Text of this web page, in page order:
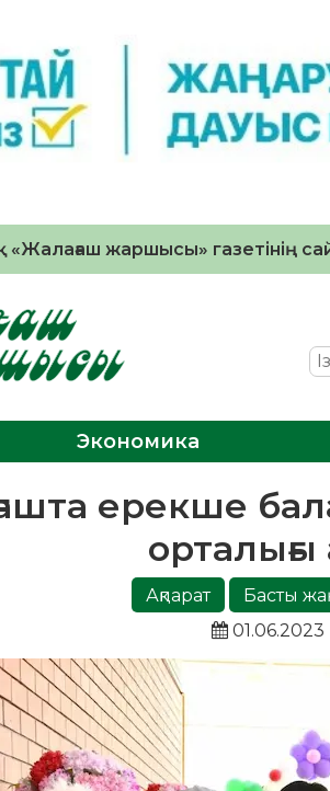
«Жалағаш жаршысы» газетінің
Экономика
ерекше
Ақпарат Басты
01.06.2023